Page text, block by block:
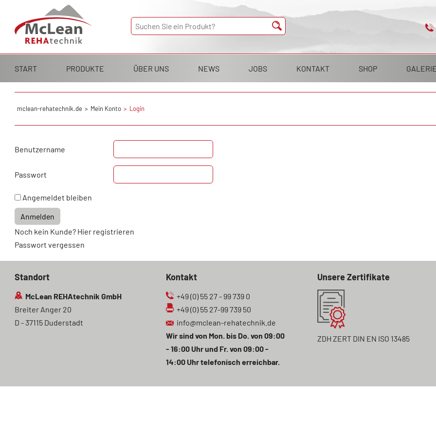
Navigation
überspringen
START PRODUKTE ÜBER UNS NEWS JOBS KONTAKT SHOP GALERIE
mclean-rehatechnik.de Mein Konto Login
Benutzername
Passwort
Angemeldet bleiben
Anmelden
Noch kein Kunde? Hier registrieren
Passwort vergessen
Standort
McLean REHAtechnik GmbH
Breiter Anger 20
D - 37115 Duderstadt
Kontakt
+49 (0) 55 27 - 99 739 0
+49 (0) 55 27-99 739 50
info@mclean-rehatechnik.de
Wir sind von Mon. bis Do. von 09:00
- 16:00 Uhr und Fr. von 09:00 -
14:00 Uhr telefonisch erreichbar.
Unsere Zertifikate
ZDH ZERT DIN EN ISO 13485